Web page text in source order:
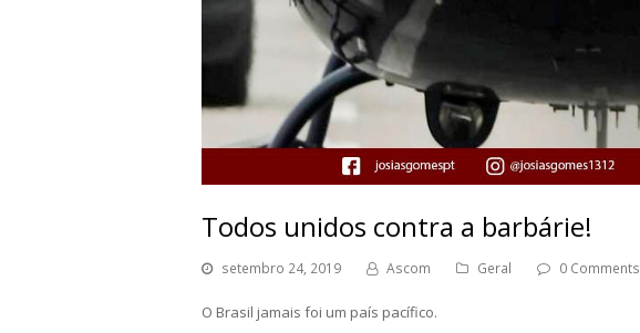
Todos unidos contra a barbárie!
setembro 24, 2019 Ascom Geral 0 Comments
O Brasil jamais foi um país pacífico.